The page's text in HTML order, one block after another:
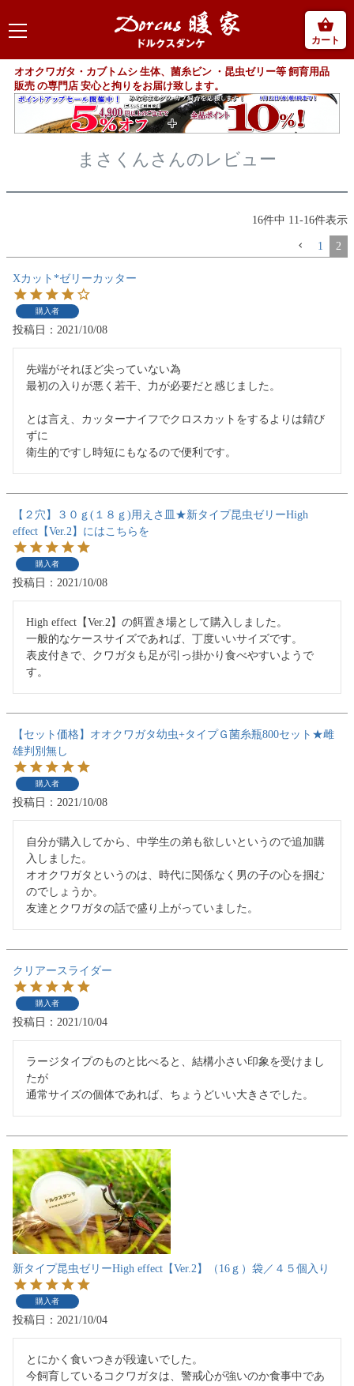
カート
オオクワガタ・カブトムシ 生体、菌糸ビン ・昆虫ゼリー等 飼育用品
販売 の専門店 安心と拘りをお届け致します。
まさくんさんのレビュー
16件中 11 -16件表示
1 2
Xカット*ゼリーカッター
購入者
投稿日 2021/10/08
先端がそれほど尖っていない為
最初の入りが悪く若干、力が必要だと感じました。
とは言え、カッターナイフでクロスカットをするよりは錆び
ずに
衛生的ですし時短にもなるので便利です。
【２穴】３０ｇ(１８ｇ)用えさ皿★新タイプ昆虫ゼリーHigh
effect【Ver.2】にはこちらを
購入者
投稿日 2021/10/08
High effect【Ver.2】の餌置き場として購入しました。
一般的なケースサイズであれば、丁度いいサイズです。
表皮付きで、クワガタも足が引っ掛かり食べやすいようで
す。
【セット価格】オオクワガタ幼虫+タイプＧ菌糸瓶800セット★雌
雄判別無し
購入者
投稿日 2021/10/08
自分が購入してから、中学生の弟も欲しいというので追加購
入しました。
オオクワガタというのは、時代に関係なく男の子の心を掴む
のでしょうか。
クリアースライダー
購入者
投稿日 2021/10/04
ラージタイプのものと比べると、結構小さい印象を受けまし
たが
通常サイズの個体であれば、ちょうどいい大きさでした。
新タイプ昆虫ゼリーHigh effect【Ver.2】（16ｇ）袋／４５個入り
購入者
投稿日 2021/10/04
とにかく食いつきが段違いでした。
今飼育しているコクワガタは、警戒心が強いのか食事中であ